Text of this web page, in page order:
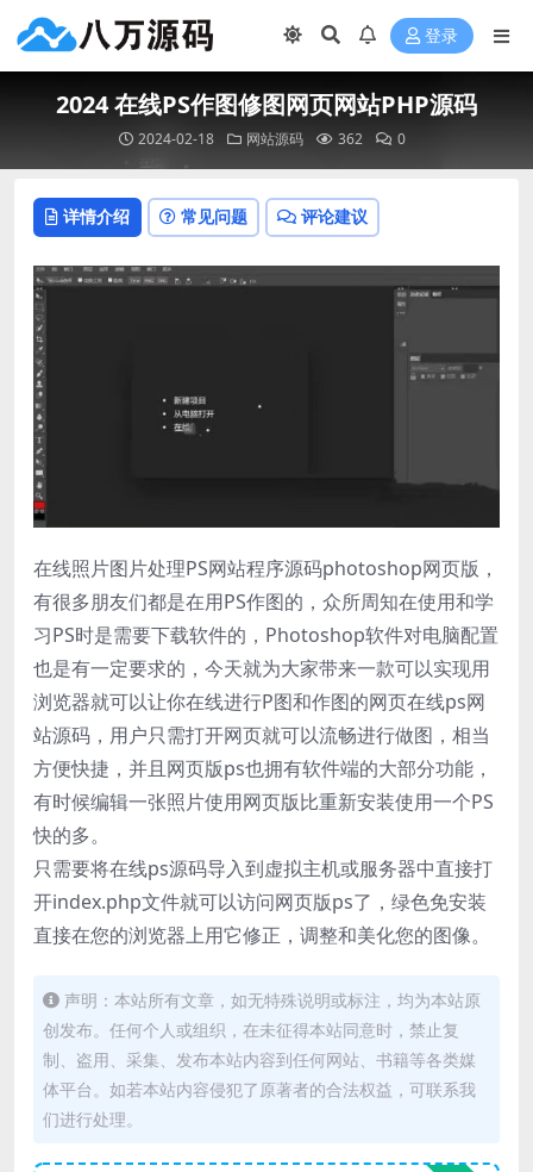
登录
2024 在线PS作图修图网页网站PHP源码
2024-02-18 网站源码 362 0
详情介绍 常见问题 评论建议
在线照片图片处理PS网站程序源码photoshop网页版，
有很多朋友们都是在用PS作图的，众所周知在使用和学
习PS时是需要下载软件的，Photoshop软件对电脑配置
也是有一定要求的，今天就为大家带来一款可以实现用
浏览器就可以让你在线进行P图和作图的网页在线ps网
站源码，用户只需打开网页就可以流畅进行做图，相当
方便快捷，并且网页版ps也拥有软件端的大部分功能，
有时候编辑一张照片使用网页版比重新安装使用一个PS
快的多。
只需要将在线ps源码导入到虚拟主机或服务器中直接打
开index.php文件就可以访问网页版ps了，绿色免安装
直接在您的浏览器上用它修正，调整和美化您的图像。
声明：本站所有文章，如无特殊说明或标注，均为本站原
创发布。任何个人或组织，在未征得本站同意时，禁止复
制、盗用、采集、发布本站内容到任何网站、书籍等各类媒
体平台。如若本站内容侵犯了原著者的合法权益，可联系我
们进行处理。